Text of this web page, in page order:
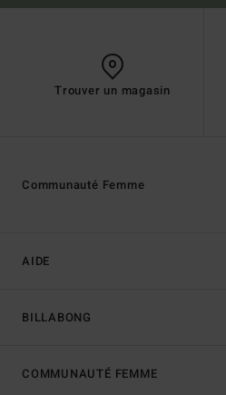
Trouver un magasin
AIDE
BILLABONG
Communauté Femme
COMMUNAUTÉ FEMME